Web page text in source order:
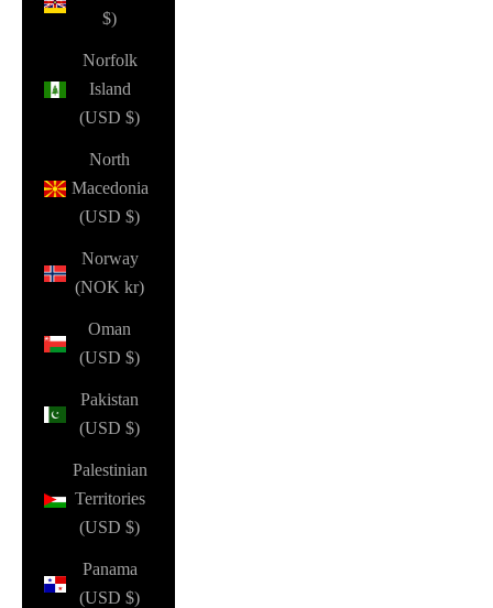
$)
Norfolk
Island
(USD $)
North
Macedonia
(USD $)
Norway
(NOK kr)
Oman
(USD $)
Pakistan
(USD $)
Palestinian
Territories
(USD $)
Panama
(USD $)